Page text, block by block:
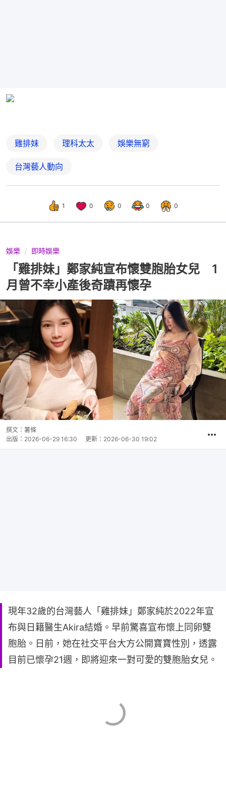
雞排妹 理科太太 娛樂無窮
台灣藝人動向
1 0 0 0 0
娛樂 即時娛樂
「雞排妹」鄭家純宣布懷雙胞胎女兒 1
月曾不幸小產後奇蹟再懷孕
撰文： 薯條
出版： 2026-06-29 16:30 更新： 2026-06-30 19:02
現年32歲的台灣藝人「雞排妹」鄭家純於2022年宣
布與日籍醫生Akira結婚。早前驚喜宣布懷上同卵雙
胞胎。日前，她在社交平台大方公開寶寶性別，透露
目前已懷孕21週，即將迎來一對可愛的雙胞胎女兒。